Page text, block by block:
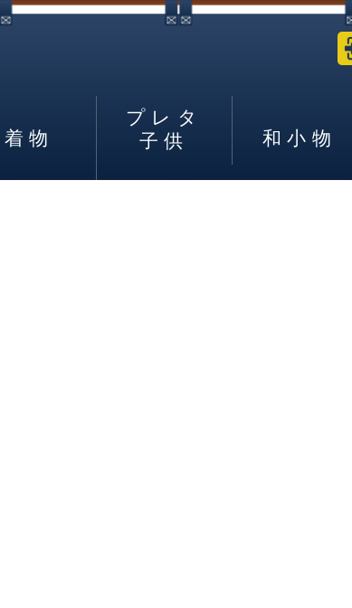
着物
プレタ
子供
和小物